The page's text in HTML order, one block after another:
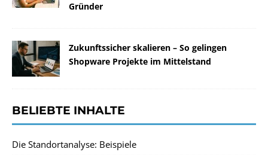
Gründer
Zukunftssicher skalieren – So gelingen
Shopware Projekte im Mittelstand
BELIEBTE INHALTE
Die Standortanalyse: Beispiele